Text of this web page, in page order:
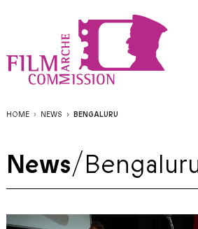
HOME NEWS BENGALURU
News/